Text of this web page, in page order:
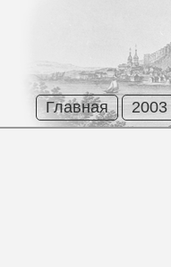
Главная 2003